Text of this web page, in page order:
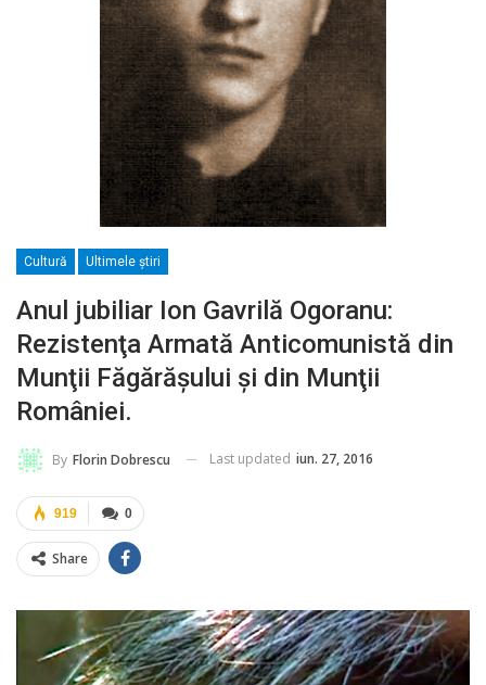
Cultură Ultimele ştiri
Anul jubiliar Ion Gavrilă Ogoranu:
Rezistenţa Armată Anticomunistă din
Munţii Făgărăşului şi din Munţii
României.
By Florin Dobrescu Last updated iun. 27, 2016
0
919
Share